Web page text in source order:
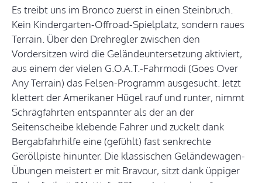
Es treibt uns im Bronco zuerst in einen Steinbruch.
Kein Kindergarten-Offroad-Spielplatz, sondern raues
Terrain. Über den Drehregler zwischen den
Vordersitzen wird die Geländeuntersetzung aktiviert,
aus einem der vielen G.O.A.T.-Fahrmodi (Goes Over
Any Terrain) das Felsen-Programm ausgesucht. Jetzt
klettert der Amerikaner Hügel rauf und runter, nimmt
Schrägfahrten entspannter als der an der
Seitenscheibe klebende Fahrer und zuckelt dank
Bergabfahrhilfe eine (gefühlt) fast senkrechte
Geröllpiste hinunter. Die klassischen Geländewagen-
Übungen meistert er mit Bravour, sitzt dank üppiger